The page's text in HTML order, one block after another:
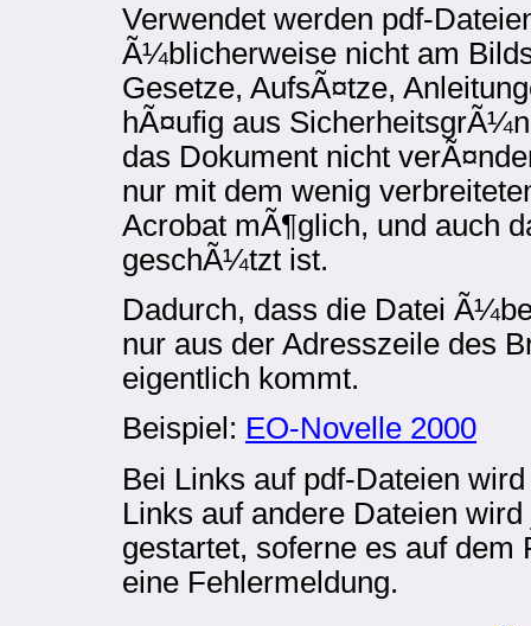
Verwendet werden pdf-
Ã¼blicherweise nicht am
Gesetze, AufsÃ¤tze,
hÃ¤ufig aus
das Dokument nicht
nur mit dem wenig
Acrobat mÃ¶glich, und auch
geschÃ¼tzt ist.
Dadurch, dass die Datei
nur aus der Adresszeile des
eigentlich kommt.
Beispiel: EO-Novelle 2000
Bei Links auf pdf-Dateien
Links auf andere Dateien
gestartet, soferne es auf
eine Fehlermeldung.